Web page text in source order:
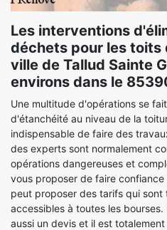
Les interventions
déchets pour les toits
ville de Tallud Sainte
environs dans le
Une multitude d'opérations se
d'étanchéité au niveau de la
indispensable de faire des
des experts sont normalement
opérations dangereuses et
vous proposer de faire
peut proposer des tarifs qui sont
accessibles à toutes les
aussi un devis et il est